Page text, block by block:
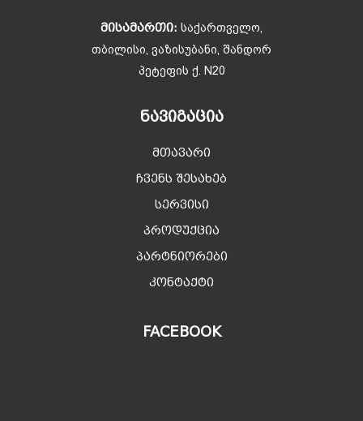
ᲛᲘᲡᲐᲛᲐᲠᲗᲘ: საქართველო,
თბილისი, ვაზისუბანი, შანდორ
პეტეფის ქ. N20
ᲜᲐᲕᲘᲒᲐᲪᲘᲐ
მთავარი
ჩვენს შესახებ
სერვისი
პროდუქცია
პარტნიორები
კონტაქტი
FACEBOOK